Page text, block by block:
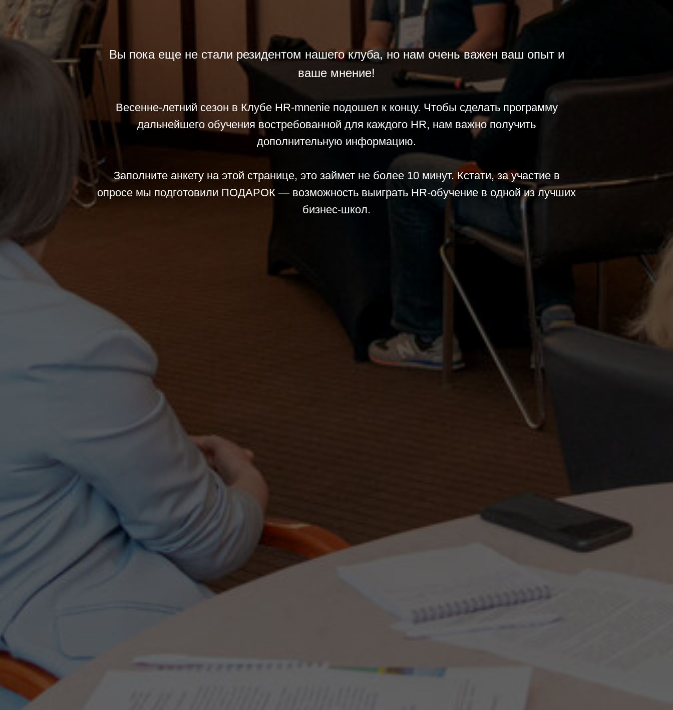
Вы пока еще не стали резидентом нашего клуба, но нам очень важен ваш опыт и
ваше мнение!
Весенне-летний сезон в Клубе HR-mnenie подошел к концу. Чтобы сделать программу
дальнейшего обучения востребованной для каждого HR, нам важно получить
дополнительную информацию.
Заполните анкету на этой странице, это займет не более 10 минут. Кстати, за участие в
опросе мы подготовили ПОДАРОК — возможность выиграть HR-обучение в одной из лучших
бизнес-школ.